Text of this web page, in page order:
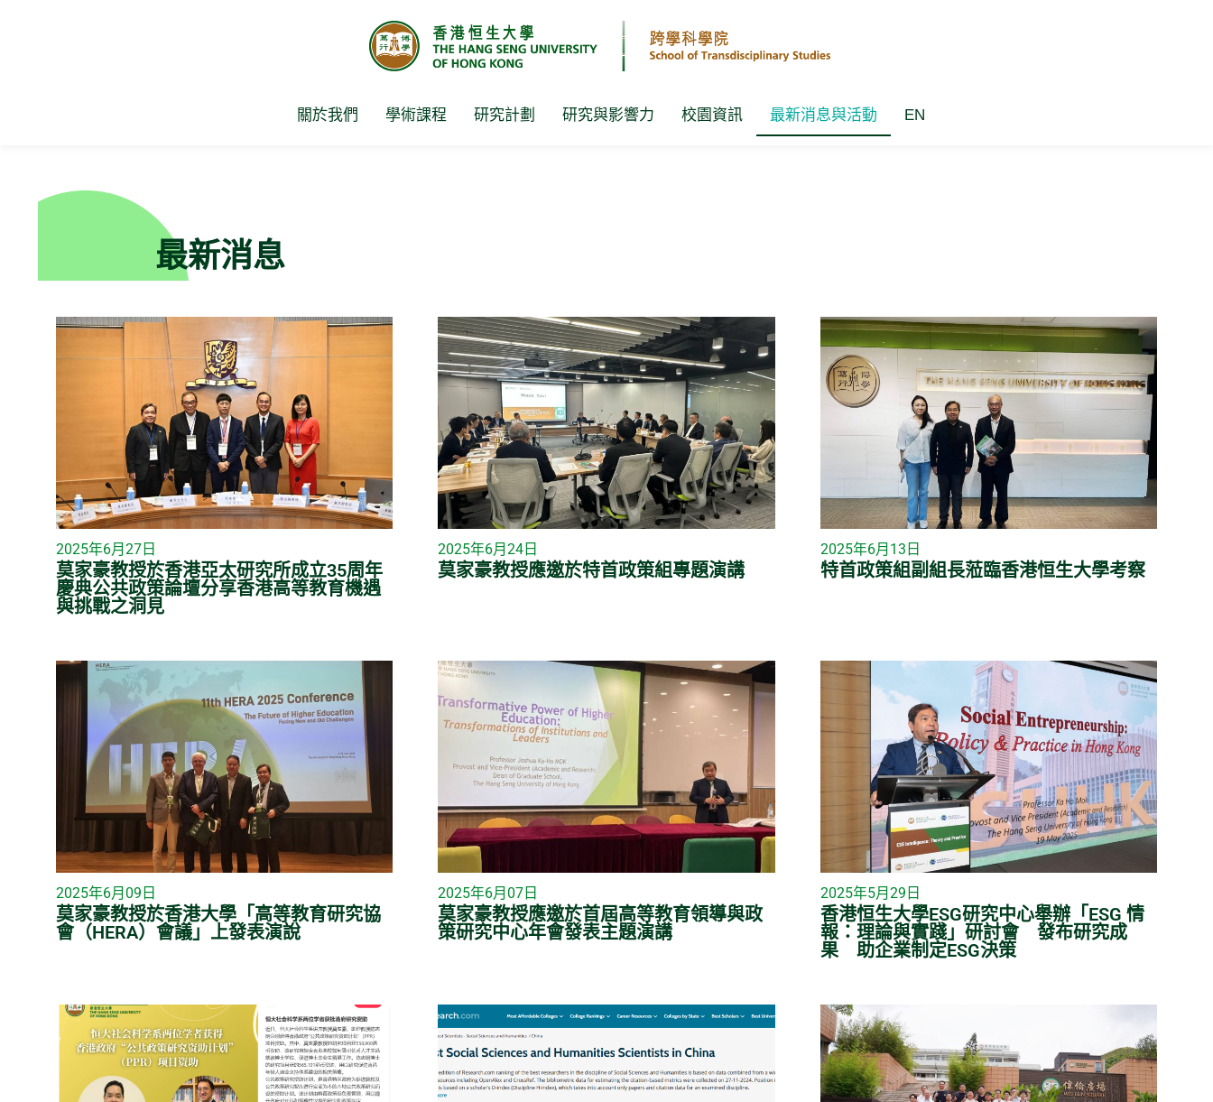
關於我們 學術課程 研究計劃 研究與影響力 校園資訊 最新消息與活動 EN
最新消息
2025年6月27日
莫家豪教授於香港亞太研究所成立35周年
慶典公共政策論壇分享香港高等教育機遇
與挑戰之洞見
2025年6月24日
莫家豪教授應邀於特首政策組專題演講
2025年6月13日
特首政策組副組長蒞臨香港恒生大學考察
2025年6月09日
莫家豪教授於香港大學「高等教育研究協
會（HERA）會議」上發表演說
2025年6月07日
莫家豪教授應邀於首屆高等教育領導與政
策研究中心年會發表主題演講
2025年5月29日
香港恒生大學ESG研究中心舉辦「ESG 情
報：理論與實踐」研討會 發布研究成
果 助企業制定ESG決策